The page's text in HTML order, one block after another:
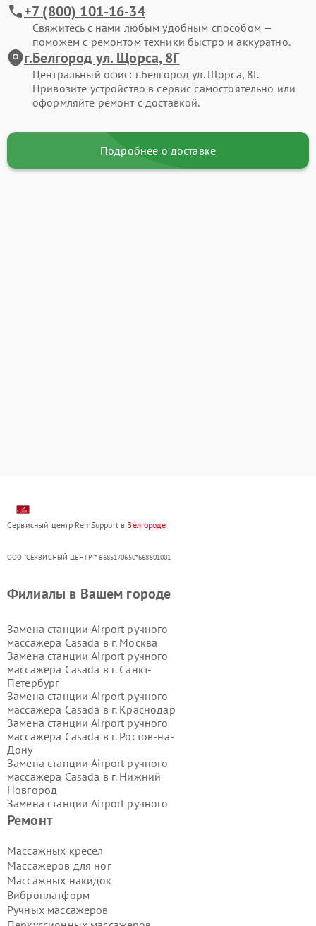
+7 (800) 101-16-34
Свяжитесь с нами любым удобным способом —
поможем с ремонтом техники быстро и аккуратно.
г.Белгород ул. Щорса, 8Г
Центральный офис: г.Белгород ул. Щорса, 8Г.
Привозите устройство в сервис самостоятельно или
оформляйте ремонт с доставкой.
Подробнее о доставке
Сервисный центр RemSupport в Белгороде
ООО "СЕРВИСНЫЙ ЦЕНТР"* 6685170650*668501001
Ремонт
Массажных кресел
Массажеров для ног
Массажных накидок
Виброплатформ
Ручных массажеров
Филиалы в Вашем городе
Замена станции Airport ручного
массажера Casada в г. Москва
Замена станции Airport ручного
массажера Casada в г. Санкт-
Петербург
Замена станции Airport ручного
массажера Casada в г. Краснодар
Замена станции Airport ручного
массажера Casada в г. Ростов-на-
Дону
Замена станции Airport ручного
массажера Casada в г. Нижний
Новгород
Замена станции Airport ручного
массажера Casada в г.
Замена станции Airport ручного
Замена станции Airport ручного
массажера Casada в г.
Замена станции Airport ручного
массажера Casada в г.
Замена станции Airport ручного